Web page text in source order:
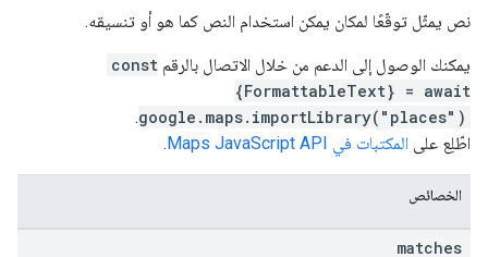
نص يمثّل توقّعًا لمكان يمكن استخدام النص كما هو أو تنسيقه.
يمكنك الوصول إلى الدعم من خلال الاتصال بالرقم const
{FormattableText} = await
google.maps.importLibrary("places")
.
اطّلِع على المكتبات في Maps JavaScript API .
الخصائص
matches